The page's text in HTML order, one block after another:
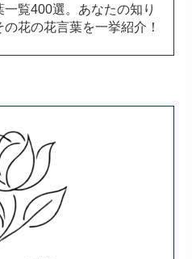
一覧400選。あなたの知り
の花の花言葉を一挙紹介！